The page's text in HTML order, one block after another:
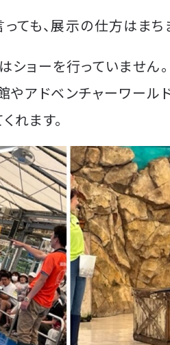
ても、展示の仕方はまち
ショーを行っていません。
やアドベンチャーワール
れます。